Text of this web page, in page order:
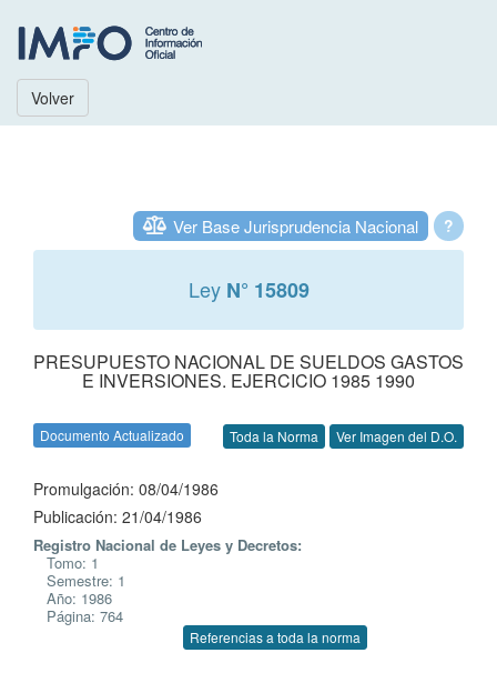
Volver
?
Ver Base Jurisprudencia Nacional
Ley N° 15809
PRESUPUESTO NACIONAL DE SUELDOS GASTOS
E INVERSIONES. EJERCICIO 1985 1990
Documento Actualizado Toda la Norma Ver Imagen del D.O.
Promulgación: 08/04/1986
Publicación: 21/04/1986
Registro Nacional de Leyes y Decretos:
Tomo: 1
Semestre: 1
Año: 1986
Página: 764
Referencias a toda la norma